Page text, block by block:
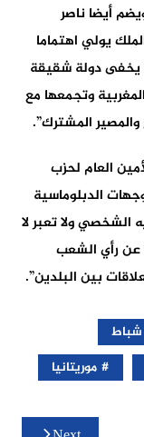
أيضا ناصر
يولي اهتماما
يخفى دولة شقيقة
وتجمعها مع
والمصير المشترك”.
العام لحزب
الدبلوماسية
الشخصي ولا تعبر لا
عن رأي الشعب
بين البلدين”.
موريتانيا